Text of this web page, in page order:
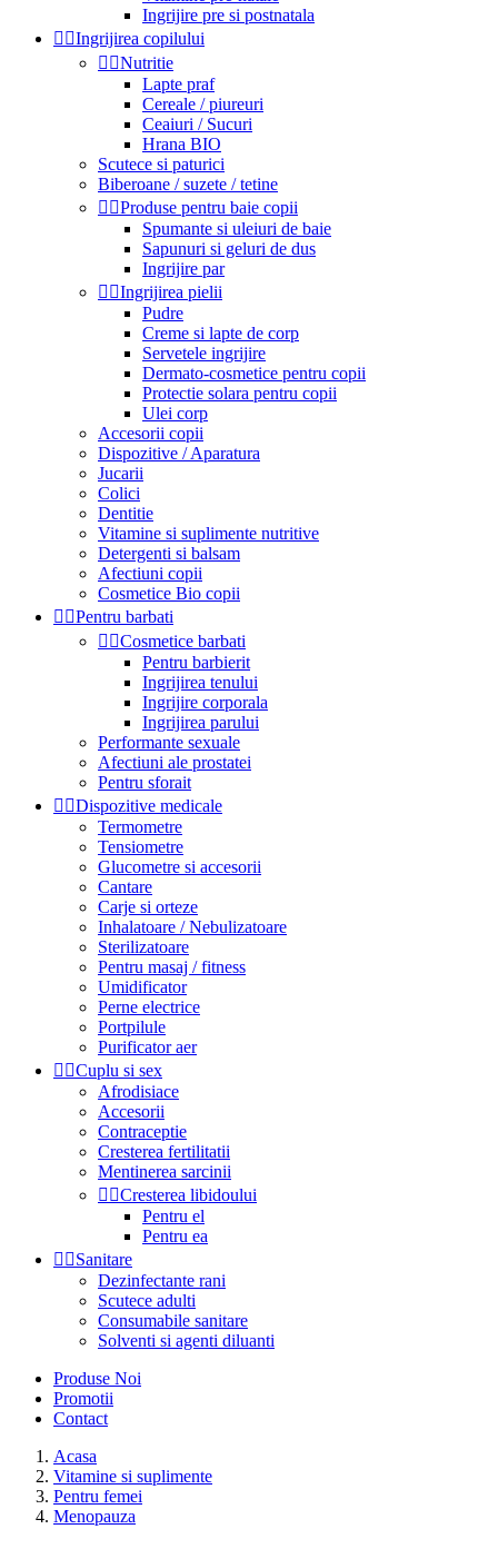
Ingrijire pre si postnatala
 Ingrijirea copilului
 Nutritie
Lapte praf
Cereale / piureuri
Ceaiuri / Sucuri
Hrana BIO
Scutece si paturici
Biberoane / suzete / tetine
 Produse pentru baie copii
Spumante si uleiuri de baie
Sapunuri si geluri de dus
Ingrijire par
 Ingrijirea pielii
Pudre
Creme si lapte de corp
Servetele ingrijire
Dermato-cosmetice pentru copii
Protectie solara pentru copii
Ulei corp
Accesorii copii
Dispozitive / Aparatura
Jucarii
Colici
Dentitie
Vitamine si suplimente nutritive
Detergenti si balsam
Afectiuni copii
Cosmetice Bio copii
 Pentru barbati
 Cosmetice barbati
Pentru barbierit
Ingrijirea tenului
Ingrijire corporala
Ingrijirea parului
Performante sexuale
Afectiuni ale prostatei
Pentru sforait
 Dispozitive medicale
Termometre
Tensiometre
Glucometre si accesorii
Cantare
Carje si orteze
Inhalatoare / Nebulizatoare
Sterilizatoare
Pentru masaj / fitness
Umidificator
Perne electrice
Portpilule
Purificator aer
 Cuplu si sex
Afrodisiace
Accesorii
Contraceptie
Cresterea fertilitatii
Mentinerea sarcinii
 Cresterea libidoului
Pentru el
Pentru ea
 Sanitare
Dezinfectante rani
Scutece adulti
Consumabile sanitare
Solventi si agenti diluanti
Produse Noi
Promotii
Contact
Acasa
Vitamine si suplimente
Pentru femei
Menopauza